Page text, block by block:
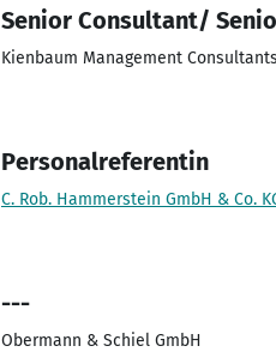
Senior Consultant/
Kienbaum Management
Personalreferentin
C. Rob. Hammerstein GmbH & Co.
---
Obermann & Schiel GmbH